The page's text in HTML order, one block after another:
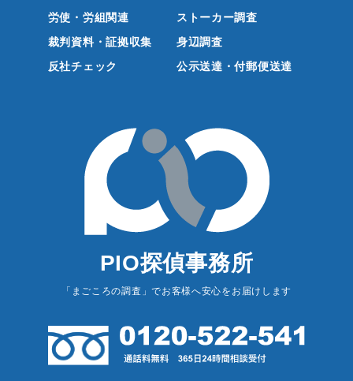
労使・労組関連
ストーカー調査
裁判資料・証拠収集
身辺調査
反社チェック
公示送達・付郵便送達
PIO探偵事務所
「まごころの調査」でお客様へ安心をお届けします